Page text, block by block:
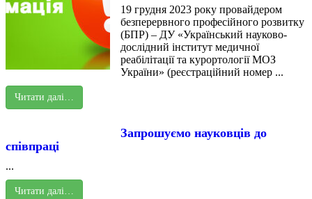
19 грудня 2023 року провайдером
безперервного професійного розвитку
(БПР) – ДУ «Український науково-
дослідний інститут медичної
реабілітації та курортології МОЗ
України» (реєстраційний номер ...
Читати далі…
Запрошуємо науковців до
співпраці
...
Читати далі…